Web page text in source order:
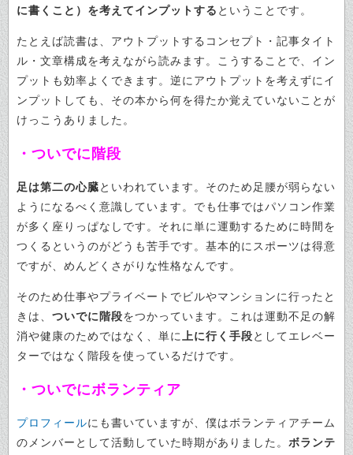
に書くこと）を考えてインプットする ということです。
たとえば読書は、アウトプットするコンセプト・記事タイト
ル・文章構成を考えながら読みます。こうすることで、イン
プットも効率よくできます。逆にアウトプットを考えずにイ
ンプットしても、その本から何を得たか覚えていないことが
けっこうありました。
・ついでに階段
足は第二の心臓といわれています。そのため足腰が弱らない
ようになるべく意識しています。でも仕事ではパソコン作業
が多く座りっぱなしです。それに単に運動するために時間を
つくるというのがどうも苦手です。基本的にスポーツは得意
ですが、めんどくさがりな性格なんです。
そのため仕事やプライベートでビルやマンションに行ったと
きは、 ついでに階段をつかっています。これは運動不足の解
消や健康のためではなく、単に上に行く手段としてエレベー
ターではなく階段を使っているだけです。
・ついでにボランティア
プロフィールにも書いていますが、僕はボランティアチーム
のメンバーとして活動していた時期がありました。 ボランテ